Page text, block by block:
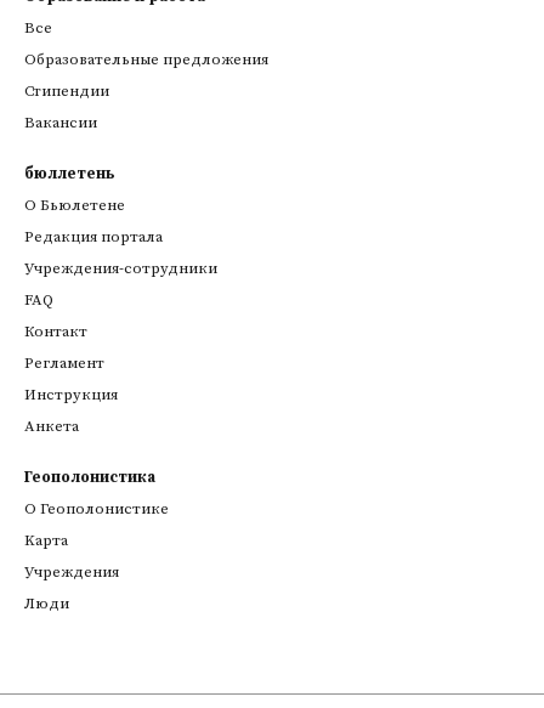
Все
Образовательные предложения
Стипендии
Вакансии
бюллетень
О Бьюлетене
Редакция портала
Учреждения-сотрудники
FAQ
Контакт
Регламент
Инструкция
Анкета
Геополонистика
О Геополонистике
Kарта
Учреждения
Люди